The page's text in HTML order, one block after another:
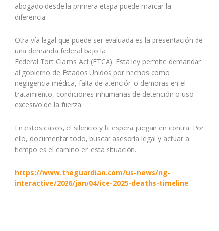
abogado desde la primera etapa puede marcar la
diferencia.
Otra vía legal que puede ser evaluada es la presentación de
una demanda federal bajo la
Federal Tort Claims Act (FTCA). Esta ley permite demandar
al gobierno de Estados Unidos por hechos como
negligencia médica, falta de atención o demoras en el
tratamiento, condiciones inhumanas de detención o uso
excesivo de la fuerza.
En estos casos, el silencio y la espera juegan en contra. Por
ello, documentar todo, buscar asesoría legal y actuar a
tiempo es el camino en esta situación.
https://www.theguardian.com/us-news/ng-
interactive/2026/jan/04/ice-2025-deaths-timeline